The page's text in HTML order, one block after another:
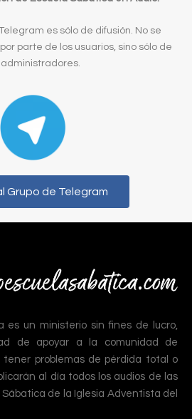
es sólo de difusión. No se
parte de los usuarios, sino sólo de
administradores.
Grupo de Telegram
es un ministerio sin fines de lucro,
de apoyar a la comunidad de
tener problemas de pérdida total o
al día todos los audios de las
Sábatica de la Iglesia Adventista del